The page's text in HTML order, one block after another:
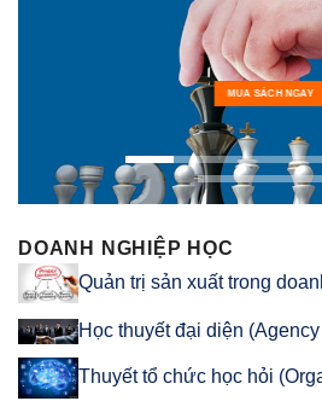
MUA SÁCH NGAY
DOANH NGHIỆP HỌC
Quản trị sản xuất trong
Học thuyết đại diện
Thuyết tổ chức học hỏi